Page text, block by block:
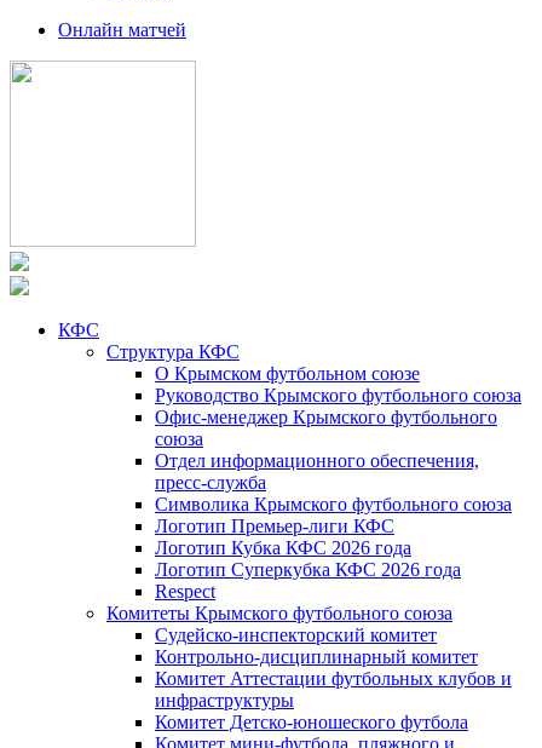
Онлайн матчей
КФС
Структура КФС
О Крымском футбольном союзе
Руководство Крымского футбольного союза
Офис-менеджер Крымского футбольного
союза
Отдел информационного обеспечения,
пресс-служба
Символика Крымского футбольного союза
Логотип Премьер-лиги КФС
Логотип Кубка КФС 2026 года
Логотип Суперкубка КФС 2026 года
Respect
Комитеты Крымского футбольного союза
Судейско-инспекторский комитет
Контрольно-дисциплинарный комитет
Комитет Аттестации футбольных клубов и
инфраструктуры
Комитет Детско-юношеского футбола
Комитет мини-футбола, пляжного и